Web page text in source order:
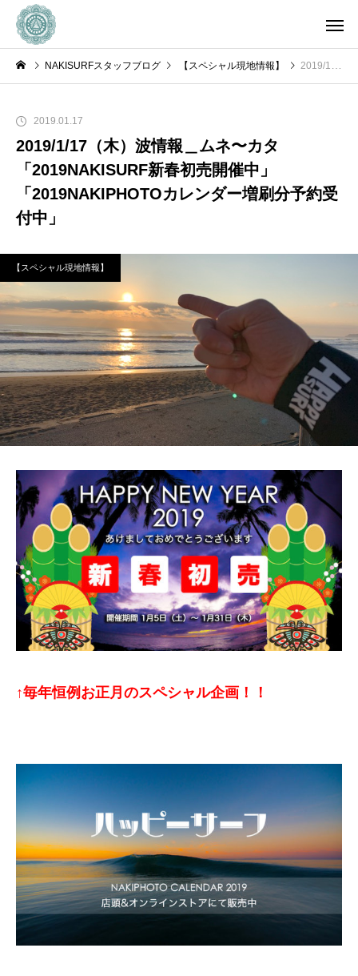
NAKISURFスタッフブログ 【スペシャル現地情報】 2019/1/17（木）波情報＿ムネ〜カタ「2019NAKISURF新春初売開催中」「2019NAKIPHOTOカレンダー増刷分予約受付中」
2019.01.17
2019/1/17（木）波情報＿ムネ〜カタ
「2019NAKISURF新春初売開催中」
「2019NAKIPHOTOカレンダー増刷分予約受
付中」
【スペシャル現地情報】
↑毎年恒例お正月のスペシャル企画！！